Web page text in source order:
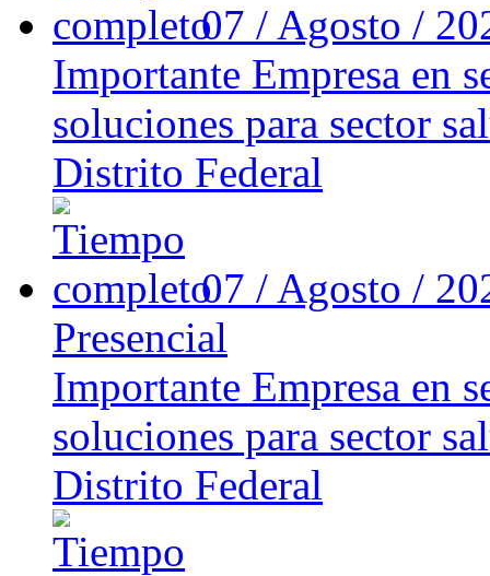
07 / Agosto /
Importante Empresa en
soluciones para sector
Distrito Federal
07 / Agosto /
Presencial
Importante Empresa en
soluciones para sector
Distrito Federal